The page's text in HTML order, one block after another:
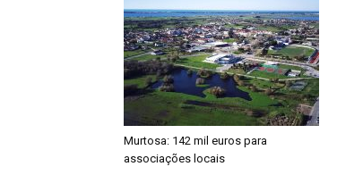
Murtosa: 142 mil euros para
associações locais